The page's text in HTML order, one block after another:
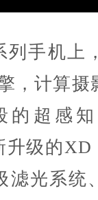
手机上
，计算摄
的超感
级的XD
滤光系统